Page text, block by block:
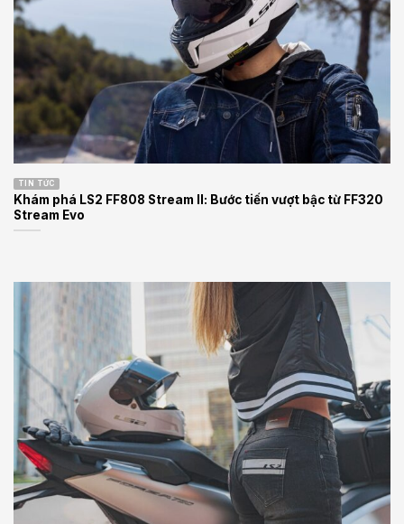
TIN TỨC
Khám phá LS2 FF808 Stream II: Bước tiến vượt bậc từ FF320
Stream Evo